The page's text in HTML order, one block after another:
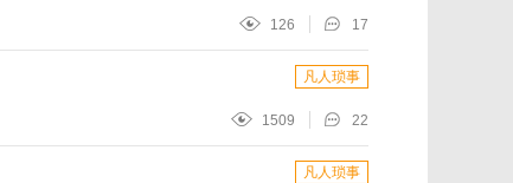
126 17
凡人琐事
1509 22
凡人琐事